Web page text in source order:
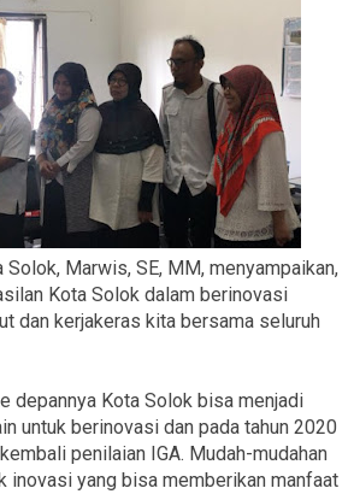
Solok, Marwis, SE, MM, menyampaikan,
Kota Solok dalam berinovasi
dan kerjakeras kita bersama seluruh
depannya Kota Solok bisa menjadi
untuk berinovasi dan pada tahun 2020
penilaian IGA. Mudah-mudahan
inovasi yang bisa memberikan manfaat